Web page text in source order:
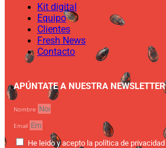
Kit digital
Equipo
Clientes
Fresh News
Contacto
APÚNTATE A NUESTRA NEWSLETTER
Nombre
Email
He leido y acepto la política de privacidad